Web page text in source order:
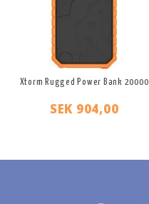
Xtorm Rugged Power Bank 20000
SEK 904,00